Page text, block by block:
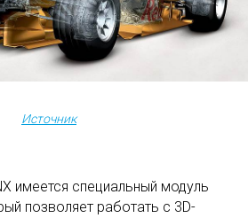
Источник
имеется специальный модуль
позволяет работать с 3D-